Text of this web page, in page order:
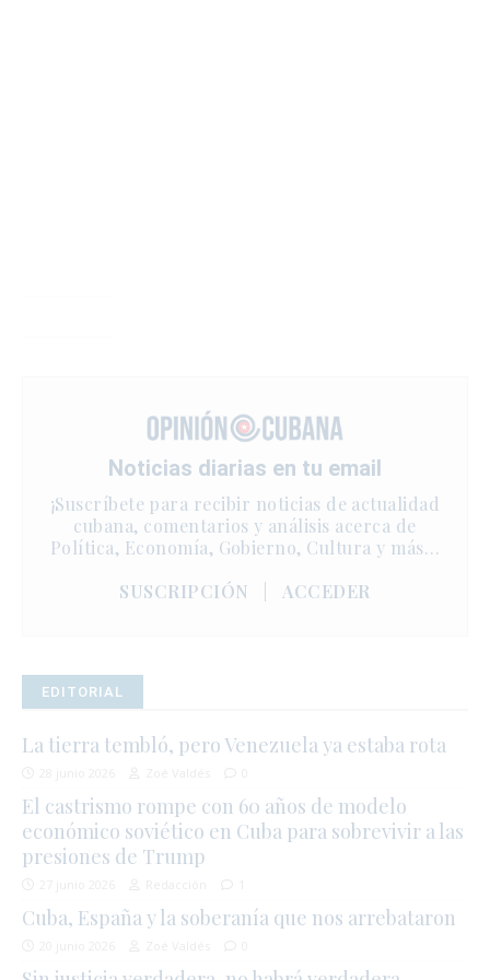
Noticias diarias en tu email
¡Suscríbete para recibir noticias de actualidad
cubana, comentarios y análisis acerca de
Política, Economía, Gobierno, Cultura y más…
SUSCRIPCIÓN
ACCEDER
EDITORIAL
La tierra tembló, pero Venezuela ya estaba rota
El castrismo rompe con 60 años de modelo
económico soviético en Cuba para sobrevivir a las
presiones de Trump
Cuba, España y la soberanía que nos arrebataron